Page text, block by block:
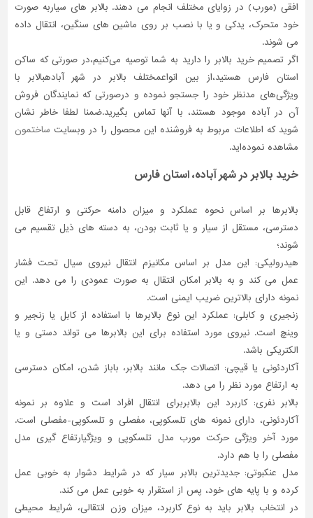
افقی (مورب) در زوایای مختلف انجام می دهند. بالابر های سیاربه صورت
خود متحرک، یدکی و یا با نصب بر روی ماشین های سنگین، انتقال داده
می شوند.
اگر تصمیم خرید بالابر را دارید به شما توصیه می‌کنیم،در صورتی که ساکن
استان فارس هستید،از بین انواعمختلف بالابر در شهر آبادهبالابر با
ویژگی‌های مدنظر خود را جستجو نموده و درصورتی‌ که نمایندگان فروش
آن در آباده موجود هستند، با آنها تماس بگیرید.ضمنا لطفا خاطر نشان
شوید که اطلاعات مربوط به فروشنده این محصول را در وبسایت ساختمون
مشاهده نموده‌اید.
خرید بالابر در شهر آباده، استان فارس
بالابرها بر اساس نحوه عملکرد و میزان دامنه حرکتی و ارتفاع قابل
دسترسی، مستقل از سیار و یا ثابت بودن، به دسته های ذیل تقسیم می
شوند؛
هیدرولیکی: این مدل بر اساس مکانیزم انتقال نیروی سیال تحت فشار
عمل می کند و به بالابر امکان انتقال به صورت عمودی را می دهد. این
نمونه دارای بالاترین ضریب ایمنی است.
زنجیری و کابلی: عملکرد این نوع بالابرها با استفاده از کابل یا زنجیر و
وینچ است. نیروی مورد استفاده برای این بالابرها می تواند دستی و یا
الکتریکی باشد.
آکاردئونی یا قیچی: اتصالات جک مانند بالابر، باباز شدن، امکان دسترسی
به ارتفاع مورد نظر را می دهد.
بالابر نفری: کاربرد این بالابربرای انتقال افراد است و علاوه بر نمونه
آکاردئونی، دارای نمونه های تلسکوپی، مفصلی و تلسکوپی-مفصلی است.
مورد آخر ویژگی حرکت مورب مدل تلسکوپی و ویژگیارتفاع گیری مدل
مفصلی را با هم دارد.
مدل عنکبوتی: جدیدترین بالابر سیار که در شرایط دشوار به خوبی عمل
کرده و با پایه های خود، پس از استقرار به خوبی عمل می کند.
در انتخاب بالابر باید به نوع کاربرد، میزان وزن انتقالی، شرایط محیطی